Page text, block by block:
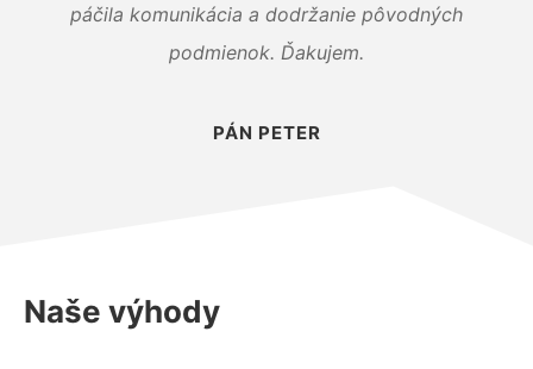
páčila komunikácia a dodržanie pôvodných
podmienok. Ďakujem.
PÁN PETER
Naše výhody